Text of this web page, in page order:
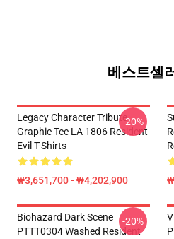
베스트셀
Legacy Character Tribute
Graphic Tee LA 1806 Resident
Evil T-Shirts
₩3,651,700 - ₩4,202,900
-20%
Biohazard Dark Scene
PTTT0304 Washed Resident
-20%